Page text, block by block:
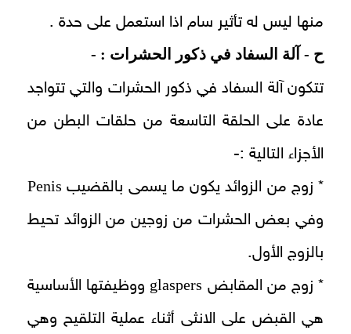
منها ليس له تأثير سام اذا استعمل على حدة .
ح - آلة السفاد في ذكور الحشرات : -
تتكون آلة السفاد في ذكور الحشرات والتي تتواجد
عادة على الحلقة التاسعة من حلقات البطن من
الأجزاء التالية :-
* زوج من الزوائد يكون ما يسمى بالقضيب Penis
وفي بعض الحشرات من زوجين من الزوائد تحيط
بالزوج الأول.
* زوج من المقابض glaspers ووظيفتها الأساسية
هي القبض على الانثى أثناء عملية التلقيح وهي